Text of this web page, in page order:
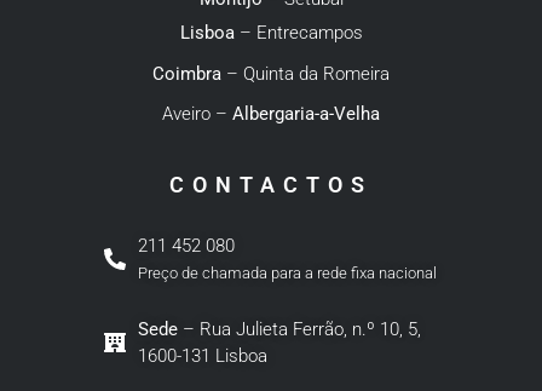
Lisboa– Entrecampos
Coimbra – Quinta da Romeira
Aveiro – Albergaria-a-Velha
CONTACTOS
211 452 080
Preço de chamada para a rede fixa nacional
Sede– Rua Julieta Ferrão, n.º 10, 5,
1600-131 Lisboa